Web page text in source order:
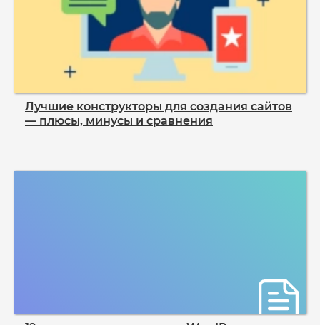
Лучшие конструкторы для создания сайтов
— плюсы, минусы и сравнения